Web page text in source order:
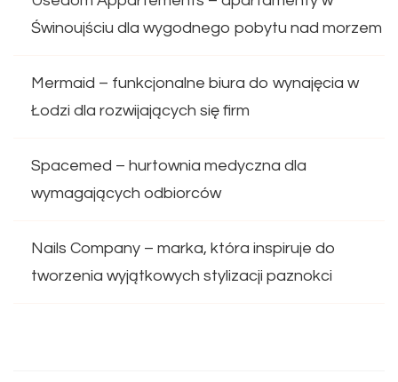
Świnoujściu dla wygodnego pobytu nad morzem
Mermaid – funkcjonalne biura do wynajęcia w
Łodzi dla rozwijających się firm
Spacemed – hurtownia medyczna dla
wymagających odbiorców
Nails Company – marka, która inspiruje do
tworzenia wyjątkowych stylizacji paznokci